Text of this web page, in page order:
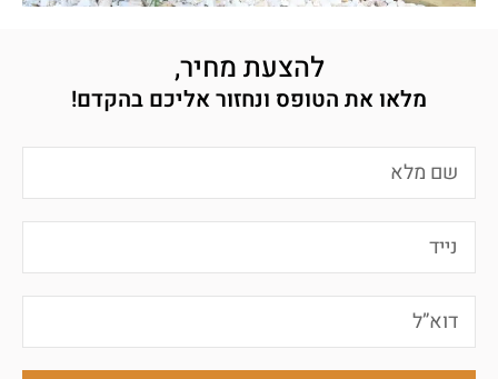
להצעת מחיר,
מלאו את הטופס ונחזור אליכם בהקדם!